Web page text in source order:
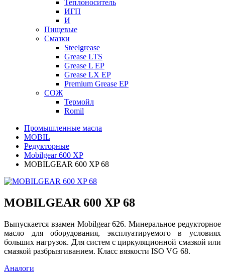
Теплоноситель
ИГП
И
Пищевые
Смазки
Steelgrease
Grease LTS
Grease L EP
Grease LX EP
Premium Grease EP
СОЖ
Термойл
Romil
Промышленные масла
MOBIL
Редукторные
Mobilgear 600 XP
MOBILGEAR 600 XP 68
MOBILGEAR 600 XP 68
Выпускается взамен Mobilgear 626. Минеральное редукторное
масло для оборудования, эксплуатируемого в условиях
больших нагрузок. Для систем с циркуляционной смазкой или
смазкой разбрызгиванием. Класс вязкости ISO VG 68.
Аналоги